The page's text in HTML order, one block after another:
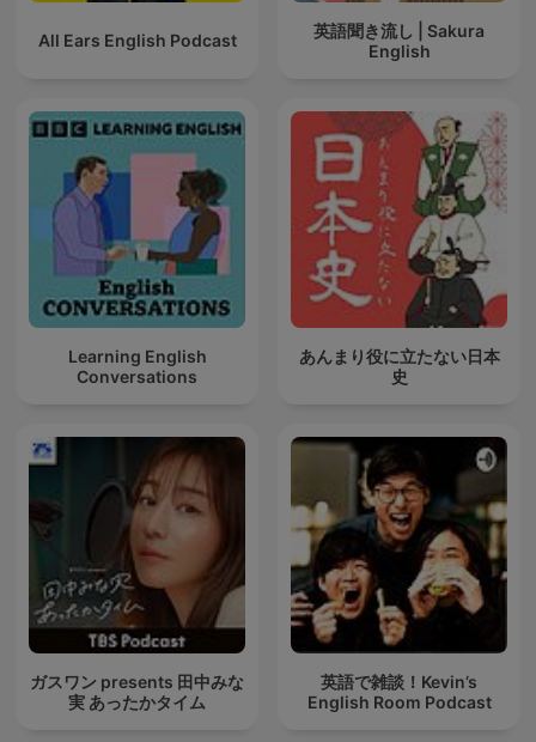
All Ears English Podcast
英語聞き流し | Sakura
English
Learning English
Conversations
あんまり役に立たない日本
史
ガスワン presents 田中みな
実 あったかタイム
英語で雑談！Kevin’s
English Room Podcast